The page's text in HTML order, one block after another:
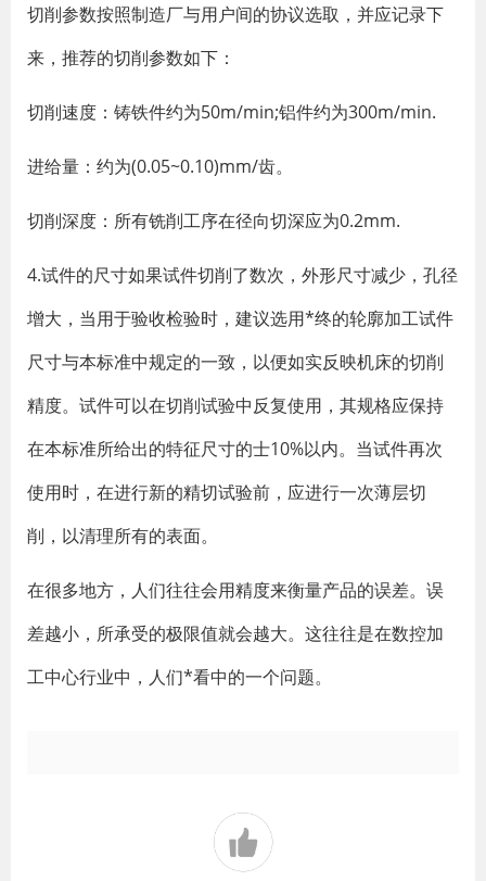
切削参数按照制造厂与用户间的协议选取，并应记录下
来，推荐的切削参数如下：
切削速度：铸铁件约为50m/min;铝件约为300m/min.
进给量：约为(0.05~0.10)mm/齿。
切削深度：所有铣削工序在径向切深应为0.2mm.
4.试件的尺寸如果试件切削了数次，外形尺寸减少，孔径
增大，当用于验收检验时，建议选用*终的轮廓加工试件
尺寸与本标准中规定的一致，以便如实反映机床的切削
精度。试件可以在切削试验中反复使用，其规格应保持
在本标准所给出的特征尺寸的士10%以内。当试件再次
使用时，在进行新的精切试验前，应进行一次薄层切
削，以清理所有的表面。
在很多地方，人们往往会用精度来衡量产品的误差。误
差越小，所承受的极限值就会越大。这往往是在数控加
工中心行业中，人们*看中的一个问题。